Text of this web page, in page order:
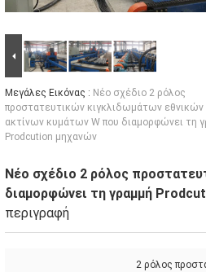
Μεγάλες Εικόνας : Νέο σχέδιο 2 ρόλος
προστατευτικών κιγκλιδωμάτων
ακτίνων κυμάτων W που διαμορφώνει τη
Prodcution μηχανών
Νέο σχέδιο 2 ρόλος
διαμορφώνει τη γραμμή
περιγραφή
2 ρόλος